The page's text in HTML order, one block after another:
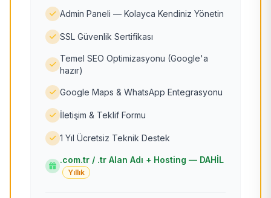
Admin Paneli — Kolayca Kendiniz Yönetin
SSL Güvenlik Sertifikası
Temel SEO Optimizasyonu (Google'a
hazır)
Google Maps & WhatsApp Entegrasyonu
İletişim & Teklif Formu
1 Yıl Ücretsiz Teknik Destek
.com.tr / .tr Alan Adı + Hosting — DAHİL
Yıllık